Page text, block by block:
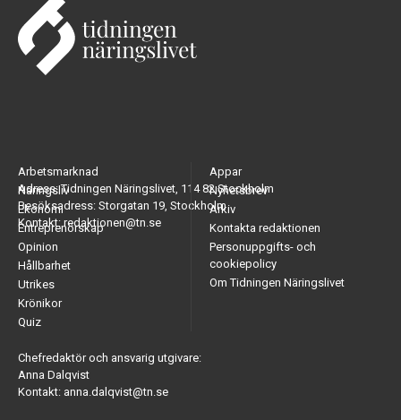
Adress: Tidningen Näringslivet, 114 82 Stockholm
Besöksadress: Storgatan 19, Stockholm
Kontakt: redaktionen@tn.se
Arbetsmarknad
Näringsliv
Ekonomi
Entreprenörskap
Opinion
Hållbarhet
Utrikes
Krönikor
Quiz
Appar
Nyhetsbrev
Arkiv
Kontakta redaktionen
Personuppgifts- och
cookiepolicy
Om Tidningen Näringslivet
Chefredaktör och ansvarig utgivare:
Anna Dalqvist
Kontakt: anna.dalqvist@tn.se